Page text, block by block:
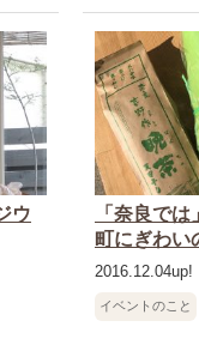
ウ
「奈良で
町にぎわ
2016.12.04up!
イベントのこと